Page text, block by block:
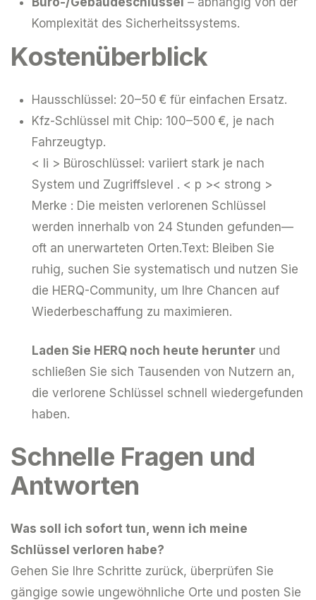
Komplexität des Sicherheitssystems.
Kostenüberblick
Hausschlüssel: 20–50 € für einfachen Ersatz.
Kfz-Schlüssel mit Chip: 100–500 €, je nach
Fahrzeugtyp.
< li > Büroschlüssel: variiert stark je nach
System und Zugriffslevel . < p >< strong >
Merke : Die meisten verlorenen Schlüssel
werden innerhalb von 24 Stunden gefunden—
oft an unerwarteten Orten.Text: Bleiben Sie
ruhig, suchen Sie systematisch und nutzen Sie
die HERQ-Community, um Ihre Chancen auf
Wiederbeschaffung zu maximieren.
Laden Sie HERQ noch heute herunter und
schließen Sie sich Tausenden von Nutzern an,
die verlorene Schlüssel schnell wiedergefunden
haben.
Schnelle Fragen und
Antworten
Was soll ich sofort tun, wenn ich meine
Schlüssel verloren habe?
Gehen Sie Ihre Schritte zurück, überprüfen Sie
gängige sowie ungewöhnliche Orte und posten Sie